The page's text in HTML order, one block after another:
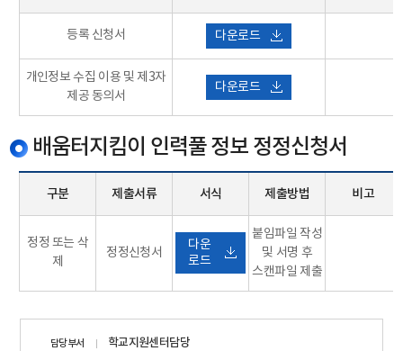
등록 신청서 다운로드
개인정보 수집 이용 및 제3자
제공 동의서
다운로드
배움터지킴이 인력풀 정보 정정신청서
구분 제출서류 서식 제출방법 비고
정정 또는 삭
제
정정신청서
다운
로드
붙임파일 작성
및 서명 후
스캔파일 제출
담당부서 학교지원센터담당